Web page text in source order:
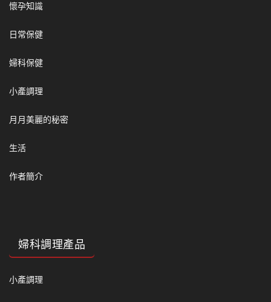
懷孕知識
日常保健
婦科保健
小產調理
月月美麗的秘密
生活
作者簡介
婦科調理產品
小產調理